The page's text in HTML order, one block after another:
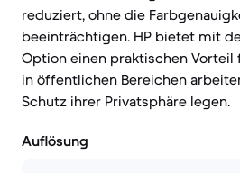
reduziert, ohne die
beeinträchtigen. HP bietet mit
Option einen praktischen Vorteil
in öffentlichen Bereichen
Schutz ihrer Privatsphäre legen.
Auflösung